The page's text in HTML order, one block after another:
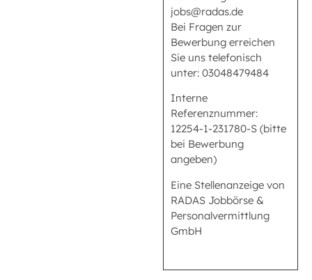
jobs@radas.de
Bei Fragen zur
Bewerbung erreichen
Sie uns telefonisch
unter: 03048479484
Interne
Referenznummer:
12254-1-231780-S (bitte
bei Bewerbung
angeben)
Eine Stellenanzeige von
RADAS Jobbörse &
Personalvermittlung
GmbH